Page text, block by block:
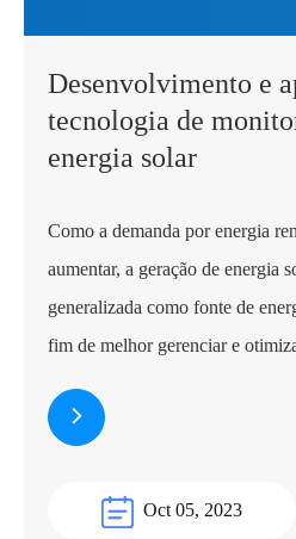
Desenvolvimento e
tecnologia de
energia solar
Como a demanda por energia
aumentar, a geração de energia
generalizada como fonte de
fim de melhor gerenciar e
Oct 05, 2023